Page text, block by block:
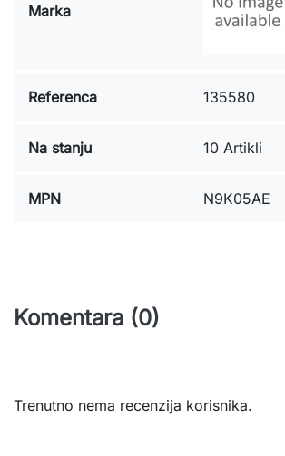
Marka
Referenca 135580
Na stanju 10 Artikli
MPN N9K05AE
Komentara (0)
Trenutno nema recenzija korisnika.